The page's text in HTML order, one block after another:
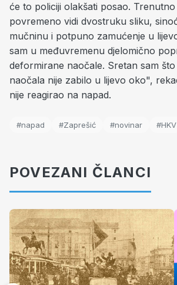
će to policiji olakšati posao.
povremeno vidi dvostruku sliku,
mučninu i potpuno zamućenje u
sam u međuvremenu djelomično
deformirane naočale. Sretan sam
naočala nije zabilo u lijevo oko",
nije reagirao na napad.
#napad #Zaprešić #novinar #HKV
POVEZANI ČLANCI